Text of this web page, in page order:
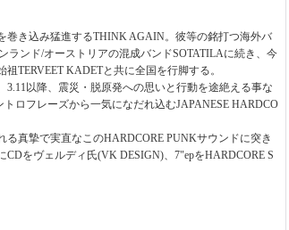
巻き込み猛進するTHINK AGAIN。彼等の銘打つ海外バ
ンド/オーストリアの混成バンドSOTATILAに続き、今
TERVEET KADETと共に全国を行脚する。
以降、震災・脱原発への思いと行動を途絶える事な
ロフレーズから一気になだれ込むJAPANESE HARDCO
真摯で実直なこのHARDCORE PUNKサウンドに突き
をヴェルディ氏(VK DESIGN)、7"epをHARDCORE S